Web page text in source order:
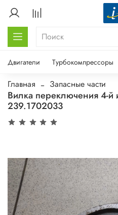
Двигатели Турбокомпрессоры
Главная Запасные части
Вилка переключения 4-й
239.1702033